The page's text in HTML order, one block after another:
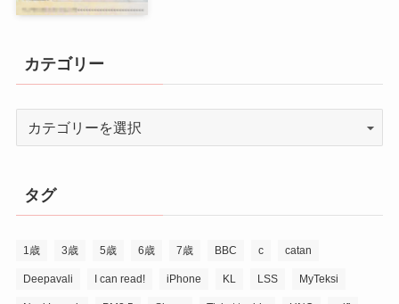
カテゴリー
タグ
1歳 3歳 5歳 6歳 7歳 BBC c catan
Deepavali I can read! iPhone KL LSS MyTeksi